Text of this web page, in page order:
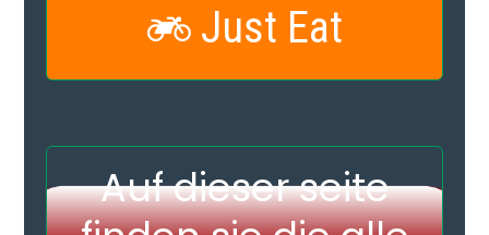
Just Eat
Auf dieser seite